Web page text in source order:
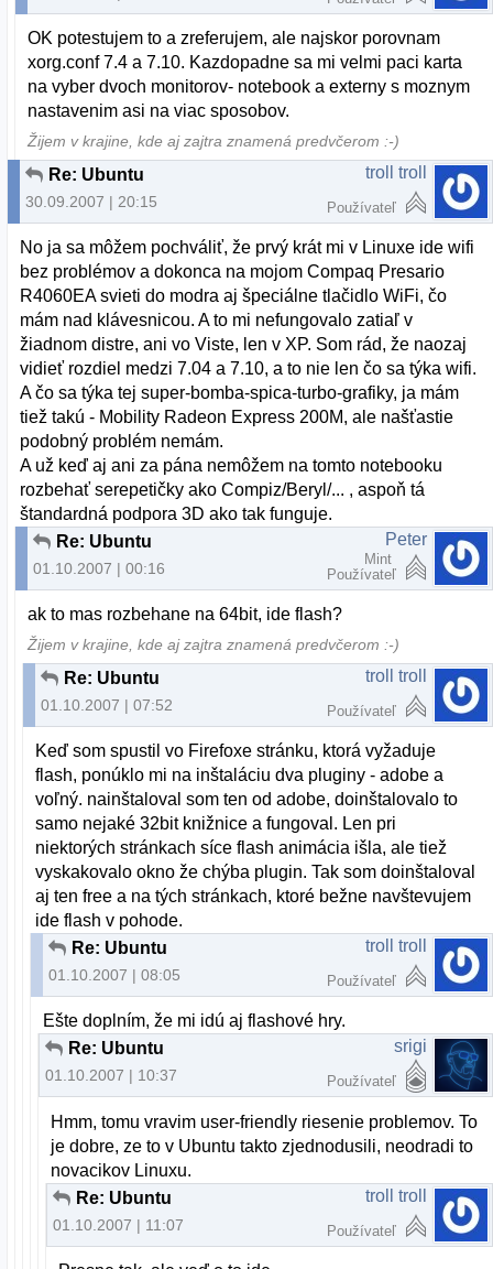
OK potestujem to a zreferujem, ale najskor porovnam
xorg.conf 7.4 a 7.10. Kazdopadne sa mi velmi paci karta
na vyber dvoch monitorov- notebook a externy s moznym
nastavenim asi na viac sposobov.
Žijem v krajine, kde aj zajtra znamená predvčerom :-)
Re: Ubuntu
30.09.2007 | 20:15
troll troll
Používateľ
No ja sa môžem pochváliť, že prvý krát mi v Linuxe ide wifi
bez problémov a dokonca na mojom Compaq Presario
R4060EA svieti do modra aj špeciálne tlačidlo WiFi, čo
mám nad klávesnicou. A to mi nefungovalo zatiaľ v
žiadnom distre, ani vo Viste, len v XP. Som rád, že naozaj
vidieť rozdiel medzi 7.04 a 7.10, a to nie len čo sa týka wifi.
A čo sa týka tej super-bomba-spica-turbo-grafiky, ja mám
tiež takú - Mobility Radeon Express 200M, ale našťastie
podobný problém nemám.
A už keď aj ani za pána nemôžem na tomto notebooku
rozbehať serepetičky ako Compiz/Beryl/... , aspoň tá
štandardná podpora 3D ako tak funguje.
Re: Ubuntu
01.10.2007 | 00:16
Peter
Mint
Používateľ
ak to mas rozbehane na 64bit, ide flash?
Žijem v krajine, kde aj zajtra znamená predvčerom :-)
Re: Ubuntu
01.10.2007 | 07:52
troll troll
Používateľ
Keď som spustil vo Firefoxe stránku, ktorá vyžaduje
flash, ponúklo mi na inštaláciu dva pluginy - adobe a
voľný. nainštaloval som ten od adobe, doinštalovalo to
samo nejaké 32bit knižnice a fungoval. Len pri
niektorých stránkach síce flash animácia išla, ale tiež
vyskakovalo okno že chýba plugin. Tak som doinštaloval
aj ten free a na tých stránkach, ktoré bežne navštevujem
ide flash v pohode.
Re: Ubuntu
01.10.2007 | 08:05
troll troll
Používateľ
Ešte doplním, že mi idú aj flashové hry.
Re: Ubuntu
01.10.2007 | 10:37
srigi
Používateľ
Hmm, tomu vravim user-friendly riesenie problemov. To
je dobre, ze to v Ubuntu takto zjednodusili, neodradi to
novacikov Linuxu.
Re: Ubuntu
01.10.2007 | 11:07
troll troll
Používateľ